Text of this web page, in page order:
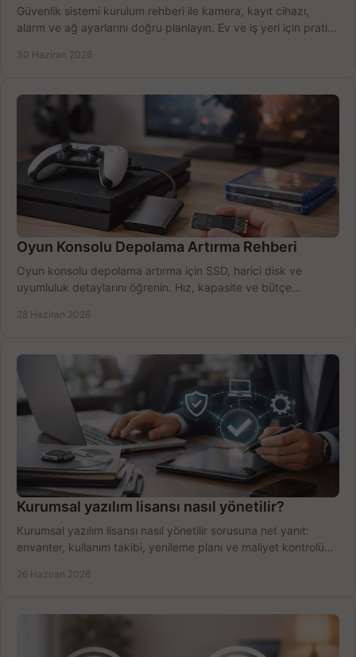
Güvenlik sistemi kurulum rehberi ile kamera, kayıt cihazı,
alarm ve ağ ayarlarını doğru planlayın. Ev ve iş yeri için pratik
30 Haziran 2026
Oyun Konsolu Depolama Artırma Rehberi
Oyun konsolu depolama artırma için SSD, harici disk ve
uyumluluk detaylarını öğrenin. Hız, kapasite ve bütçe
28 Haziran 2026
Kurumsal yazılım lisansı nasıl yönetilir?
Kurumsal yazılım lisansı nasıl yönetilir sorusuna net yanıt:
envanter, kullanım takibi, yenileme planı ve maliyet kontrolü
26 Haziran 2026